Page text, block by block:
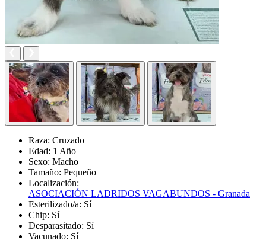
Raza: Cruzado
Edad: 1 Año
Sexo: Macho
Tamaño: Pequeño
Localización:
ASOCIACIÓN LADRIDOS VAGABUNDOS - Granada
Esterilizado/a: Sí
Chip: Sí
Desparasitado: Sí
Vacunado: Sí